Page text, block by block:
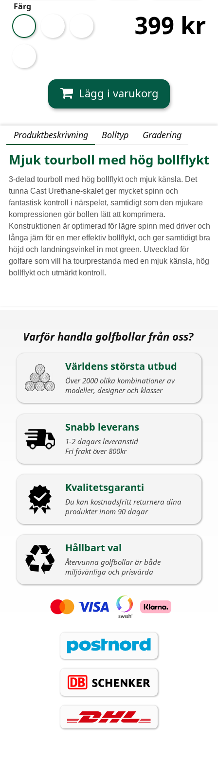
Färg
Vit Rosa Grön
Drip
399 kr
Produktbeskrivning Bolltyp Gradering
Mjuk tourboll med hög bollflykt
3-delad tourboll med hög bollflykt och mjuk känsla. Det
tunna Cast Urethane-skalet ger mycket spinn och
fantastisk kontroll i närspelet, samtidigt som den mjukare
kompressionen gör bollen lätt att komprimera.
Konstruktionen är optimerad för lägre spinn med driver och
långa järn för en mer effektiv bollflykt, och ger samtidigt bra
höjd och landningsvinkel in mot green. Utvecklad för
golfare som vill ha tourprestanda med en mjuk känsla, hög
bollflykt och utmärkt kontroll.
Varför handla golfbollar från oss?
Världens största utbud
Över 2000 olika kombinationer av
modeller, designer och klasser
Snabb leverans
1-2 dagars leveranstid
Fri frakt över 800kr
Kvalitetsgaranti
Du kan kostnadsfritt returnera dina
produkter inom 90 dagar
Hållbart val
Återvunna golfbollar är både
miljövänliga och prisvärda